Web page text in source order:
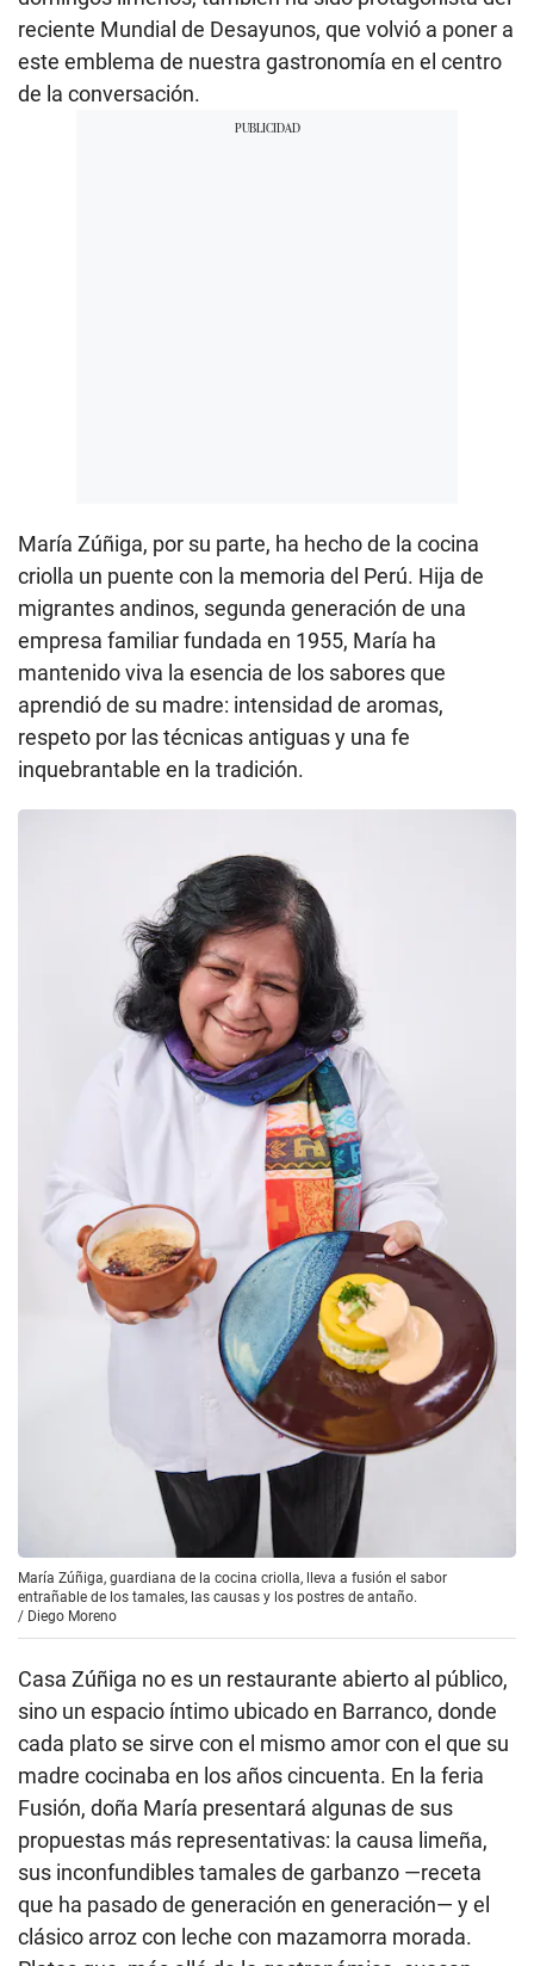
reciente Mundial de Desayunos, que volvió a poner a
este emblema de nuestra gastronomía en el centro
de la conversación.
María Zúñiga, por su parte, ha hecho de la cocina
criolla un puente con la memoria del Perú. Hija de
migrantes andinos, segunda generación de una
empresa familiar fundada en 1955, María ha
mantenido viva la esencia de los sabores que
aprendió de su madre: intensidad de aromas,
respeto por las técnicas antiguas y una fe
inquebrantable en la tradición.
María Zúñiga, guardiana de la cocina criolla, lleva a fusión el sabor
entrañable de los tamales, las causas y los postres de antaño.
/ Diego Moreno
Casa Zúñiga no es un restaurante abierto al público,
sino un espacio íntimo ubicado en Barranco, donde
cada plato se sirve con el mismo amor con el que su
madre cocinaba en los años cincuenta. En la feria
Fusión, doña María presentará algunas de sus
propuestas más representativas: la causa limeña,
sus inconfundibles tamales de garbanzo —receta
que ha pasado de generación en generación— y el
clásico arroz con leche con mazamorra morada.